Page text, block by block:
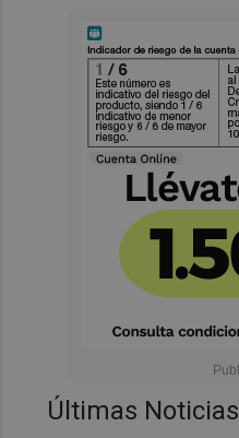
Últimas Noticias